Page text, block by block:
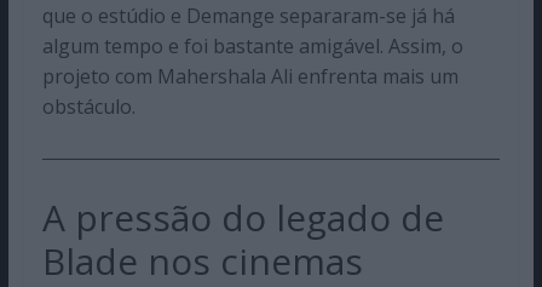
que o estúdio e Demange separaram-se já há
algum tempo e foi bastante amigável. Assim, o
projeto com Mahershala Ali enfrenta mais um
obstáculo.
A pressão do legado de
Blade nos cinemas